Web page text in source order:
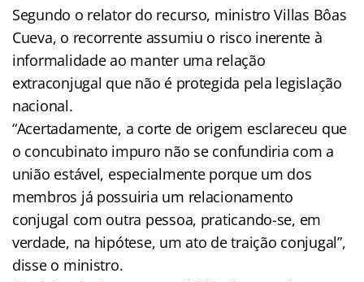
Segundo o relator do recurso, ministro Villas Bôas
Cueva, o recorrente assumiu o risco inerente à
informalidade ao manter uma relação
extraconjugal que não é protegida pela legislação
nacional.
“Acertadamente, a corte de origem esclareceu que
o concubinato impuro não se confundiria com a
união estável, especialmente porque um dos
membros já possuiria um relacionamento
conjugal com outra pessoa, praticando-se, em
verdade, na hipótese, um ato de traição conjugal”,
disse o ministro.